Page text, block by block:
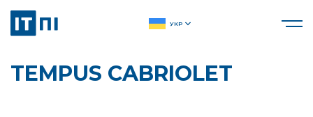
УКР
TEMPUS CABRIOLET